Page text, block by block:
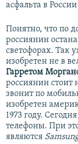
асфальта в
Понятно, что по
россиянин
светофорах. Так
изобретен не в
Гарретом
россиянин стоит
звонит по
изобретен
1973 году.
телефоны. При
являются